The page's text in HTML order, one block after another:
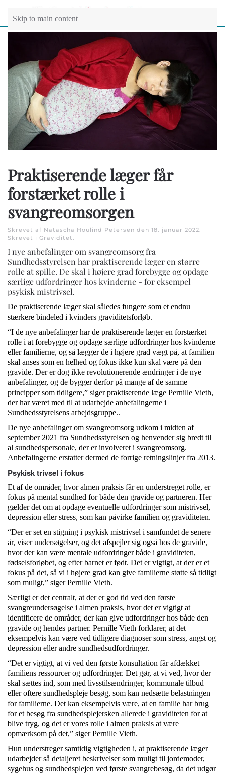
Skip to main content
Praktiserende læger får
forstærket rolle i
svangreomsorgen
Skrevet af Natascha Houlind Petersen den 18. januar 2022.
Skrevet i Graviditet.
I nye anbefalinger om svangreomsorg fra
Sundhedsstyrelsen har praktiserende læger en større
rolle at spille. De skal i højere grad forebygge og opdage
særlige udfordringer hos kvinderne - for eksempel
psykisk mistrivsel.
De praktiserende læger skal således fungere som et endnu
stærkere bindeled i kvinders graviditetsforløb.
“I de nye anbefalinger har de praktiserende læger en forstærket
rolle i at forebygge og opdage særlige udfordringer hos kvinderne
eller familierne, og så lægger de i højere grad vægt på, at familien
skal anses som en helhed og fokus ikke kun skal være på den
gravide. Der er dog ikke revolutionerende ændringer i de nye
anbefalinger, og de bygger derfor på mange af de samme
principper som tidligere,” siger praktiserende læge Pernille Vieth,
der har været med til at udarbejde anbefalingerne i
Sundhedsstyrelsens arbejdsgruppe..
De nye anbefalinger om svangreomsorg udkom i midten af
september 2021 fra Sundhedsstyrelsen og henvender sig bredt til
al sundhedspersonale, der er involveret i svangreomsorg.
Anbefalingerne erstatter dermed de forrige retningslinjer fra 2013.
Psykisk trivsel i fokus
Et af de områder, hvor almen praksis får en understreget rolle, er
fokus på mental sundhed for både den gravide og partneren. Her
gælder det om at opdage eventuelle udfordringer som mistrivsel,
depression eller stress, som kan påvirke familien og graviditeten.
“Der er set en stigning i psykisk mistrivsel i samfundet de senere
år, viser undersøgelser, og det afspejler sig også hos de gravide,
hvor der kan være mentale udfordringer både i graviditeten,
fødselsforløbet, og efter barnet er født. Det er vigtigt, at der er et
fokus på det, så vi i højere grad kan give familierne støtte så tidligt
som muligt,” siger Pernille Vieth.
Særligt er det centralt, at der er god tid ved den første
svangreundersøgelse i almen praksis, hvor det er vigtigt at
identificere de områder, der kan give udfordringer hos både den
gravide og hendes partner. Pernille Vieth forklarer, at det
eksempelvis kan være ved tidligere diagnoser som stress, angst og
depression eller andre sundhedsudfordringer.
“Det er vigtigt, at vi ved den første konsultation får afdækket
familiens ressourcer og udfordringer. Det gør, at vi ved, hvor der
skal sættes ind, som med livsstilsændringer, kommunale tilbud
eller oftere sundhedspleje besøg, som kan nedsætte belastningen
for familierne. Det kan eksempelvis være, at en familie har brug
for et besøg fra sundhedsplejersken allerede i graviditeten for at
blive tryg, og det er vores rolle i almen praksis at være
opmærksom på det,” siger Pernille Vieth.
Hun understreger samtidig vigtigheden i, at praktiserende læger
udarbejder så detaljeret beskrivelser som muligt til jordemoder,
sygehus og sundhedsplejen ved første svangrebesøg, da det udgør